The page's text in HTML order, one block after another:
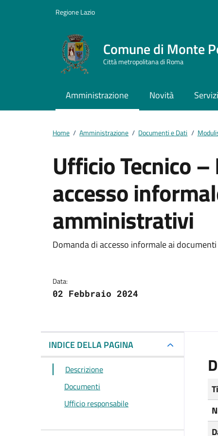
Regione Lazio
Comune di Monte
Città metropolitana di Roma
Amministrazione Novità
Home / Amministrazione / Documenti e Dati /
Ufficio Tecnico
accesso
amministrativi
Dettagli del
Domanda di accesso informale ai
Data:
02 Febbraio 2024
INDICE DELLA PAGINA
Descrizione
Documenti
Ufficio responsabile